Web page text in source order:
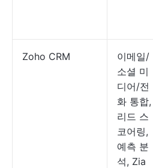
Zoho CRM
이메일/
소셜 미
디어/전
화 통합,
리드 스
코어링,
예측 분
석, Zia